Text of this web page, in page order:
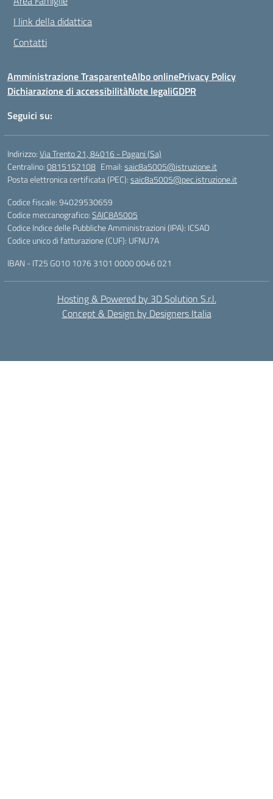
I link della didattica
Contatti
Amministrazione TrasparenteAlbo onlinePrivacy Policy
Dichiarazione di accessibilitàNote legaliGDPR
Seguici su:
Indirizzo:Via Trento 21, 84016 - Pagani (Sa)
Centralino:0815152108 Email:saic8a5005@istruzione.it
Posta elettronica certificata (PEC):saic8a5005@pec.istruzione.it
Codice fiscale: 94029530659
Codice meccanografico:SAIC8A5005
Codice Indice delle Pubbliche Amministrazioni (IPA): ICSAD
Codice unico di fatturazione (CUF): UFNU7A
IBAN - IT25 G010 1076 3101 0000 0046 021
Hosting & Powered by 3D Solution S.r.l.
Concept & Design by Designers Italia